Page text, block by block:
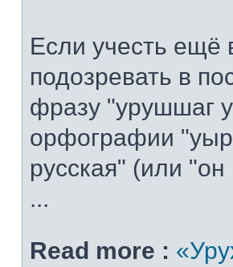
Если учесть ещё
подозревать в
фразу "урушшаг
орфографии
русская" (или "он
...
Read more :